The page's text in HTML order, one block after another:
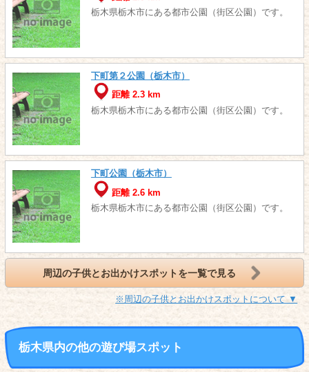
栃木県栃木市にある都市公園（街区公園）です。
下町第２公園（栃木市）
距離 2.3 km
栃木県栃木市にある都市公園（街区公園）です。
下町公園（栃木市）
距離 2.6 km
栃木県栃木市にある都市公園（街区公園）です。
周辺の子供とお出かけスポットを一覧で見る
※周辺の子供とお出かけスポットについて ▼
栃木県内の他の遊び場スポット